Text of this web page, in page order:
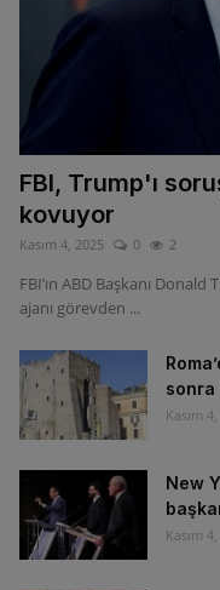
FBI, Trump'ı
kovuyor
Kasım 4, 2025 0 2
FBI’ın ABD Başkanı
ajanı görevden ...
sonra
Kasım
New
Kasım